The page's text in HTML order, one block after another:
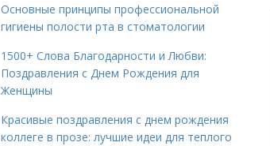
Основные принципы профессиональной
гигиены полости рта в стоматологии
1500+ Слова Благодарности и Любви:
Поздравления с Днем Рождения для
Женщины
Красивые поздравления с днем рождения
коллеге в прозе: лучшие идеи для теплого